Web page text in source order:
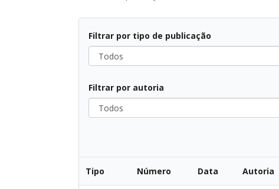
Filtrar por tipo de publicação
Todos
Filtrar por autoria
Todos
Tipo Número Data Autoria